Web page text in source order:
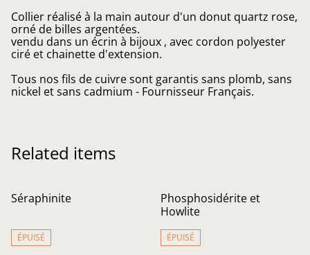
Collier réalisé à la main autour d'un donut quartz rose,
orné de billes argentées.
vendu dans un écrin à bijoux , avec cordon polyester
ciré et chainette d'extension.
Tous nos fils de cuivre sont garantis sans plomb, sans
nickel et sans cadmium - Fournisseur Français.
Related items
Séraphinite
ÉPUISÉ
Phosphosidérite et
Howlite
ÉPUISÉ